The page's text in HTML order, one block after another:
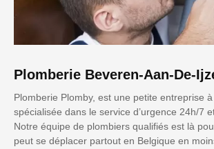
Plomberie Beveren-Aan-De-
Plomberie Plomby, est une petite entreprise
spécialisée dans le service d’urgence 24h/7
Notre équipe de plombiers qualifiés est là
peut se déplacer partout en Belgique en